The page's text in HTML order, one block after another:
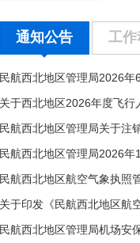
通知公告 工作
民航西北地区航空气象执照